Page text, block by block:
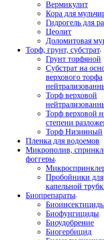
Вермикулит
Кора для
Гидрогель для
Цеолит
Доломитовая
Торф, грунт, субстрат
Грунт торфяной
Субстрат на
верхового торфа
Торф верховой
Торф верховой
степени
Торф Низинный
Пленка для водоемов
Микрополив,
фоггеры
Пробойники для
капельной
Биопрепараты
Биофунгициды
Биоудобрение
Биогербицид